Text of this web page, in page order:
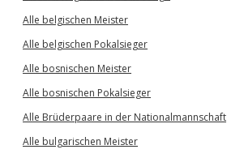
Alle belgischen Meister
Alle belgischen Pokalsieger
Alle bosnischen Meister
Alle bosnischen Pokalsieger
Alle Brüderpaare in der Nationalmannschaft
Alle bulgarischen Meister